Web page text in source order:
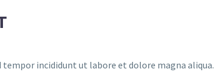
incididunt ut labore et dolore magna aliqua.